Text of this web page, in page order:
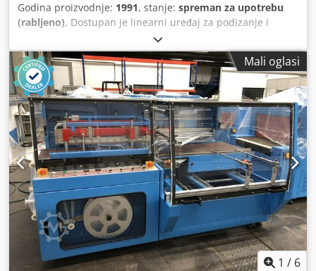
Godina proizvodnje: 1991, stanje: spreman za upotrebu
(rabljeno), Dostupan je linearni uređaj za podizanje i
postavljanje spremnika, koji automatski razdvaja, postavlja
i usmjerava plastične spremnike. Raspon radne brzine:
približno 80 spremnika u minuti, maksimalna zapremnina
spremnika: 1000 ml, raspon visine izlaza: 850 mm - 1050
mm, dimenzije stroja (X/Y/Z): približno 2600 mm / 1500 mm
/ 2300 mm, težina: približno 1200 kg. Plastični stožasti
zupčanik za podešavanje ima kvar. Moguća je inspekcija na
licu mjesta. Dsdpfsznx Iyjx Akkjck
Mali oglasi
1 / 6